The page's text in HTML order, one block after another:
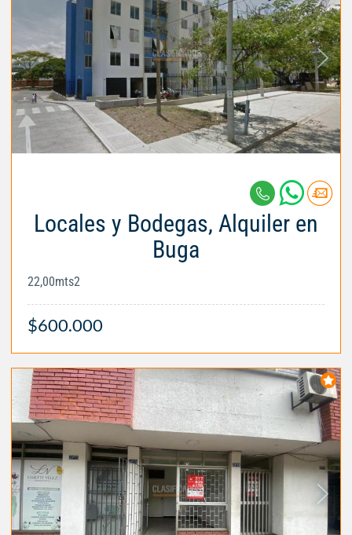
Locales y Bodegas, Alquiler en
Buga
22,00mts2
$600.000